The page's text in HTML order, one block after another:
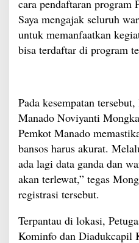
cara pendaftaran program
Saya mengajak seluruh
untuk memanfaatkan
bisa terdaftar di program
Pada kesempatan
Manado Noviyanti
Pemkot Manado
bansos harus akurat.
ada lagi data ganda dan
akan terlewat,” tegas
registrasi tersebut.
Terpantau di lokasi,
Kominfo dan Diadukcapil